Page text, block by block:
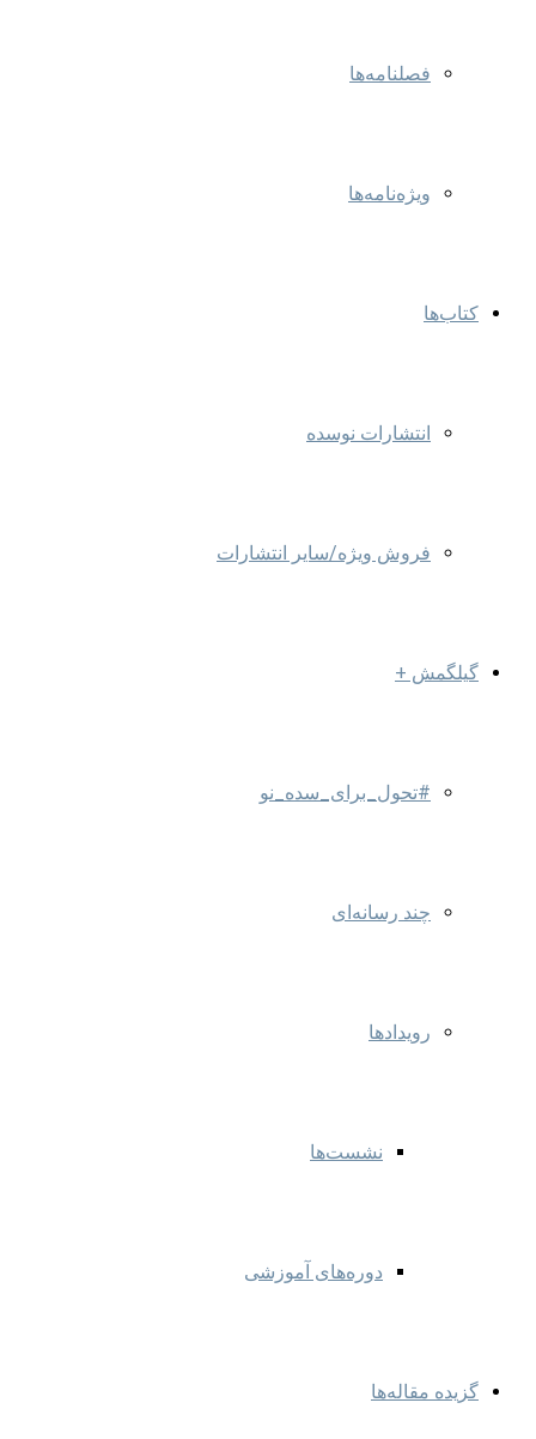
فصلنامه‌ها
ویژه‌نامه‌ها
کتاب‌ها
انتشارات نوسده
فروش ویژه/سایر انتشارات
گیلگمش +
#تحول_برای_سده_نو
چند رسانه‌ای
رویدادها
نشست‌ها
دوره‌های آموزشی
گزیده مقاله‌ها